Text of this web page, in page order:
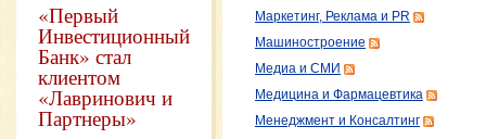
«Первый
Инвестиционный
Банк» стал
клиентом
«Лавринович и
Партнеры»
Маркетинг, Реклама и PR
Машиностроение
Медиа и СМИ
Медицина и Фармацевтика
Менеджмент и Консалтинг